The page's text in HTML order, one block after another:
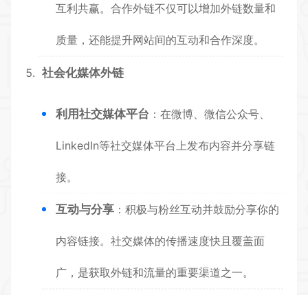
互利共赢。合作外链不仅可以增加外链数量和
质量，还能提升网站间的互动和合作深度。
社会化媒体外链
利用社交媒体平台 ：在微博、微信公众号、
LinkedIn等社交媒体平台上发布内容并分享链
接。
互动与分享 ：积极与粉丝互动并鼓励分享你的
内容链接。社交媒体的传播速度快且覆盖面
广，是获取外链和流量的重要渠道之一。